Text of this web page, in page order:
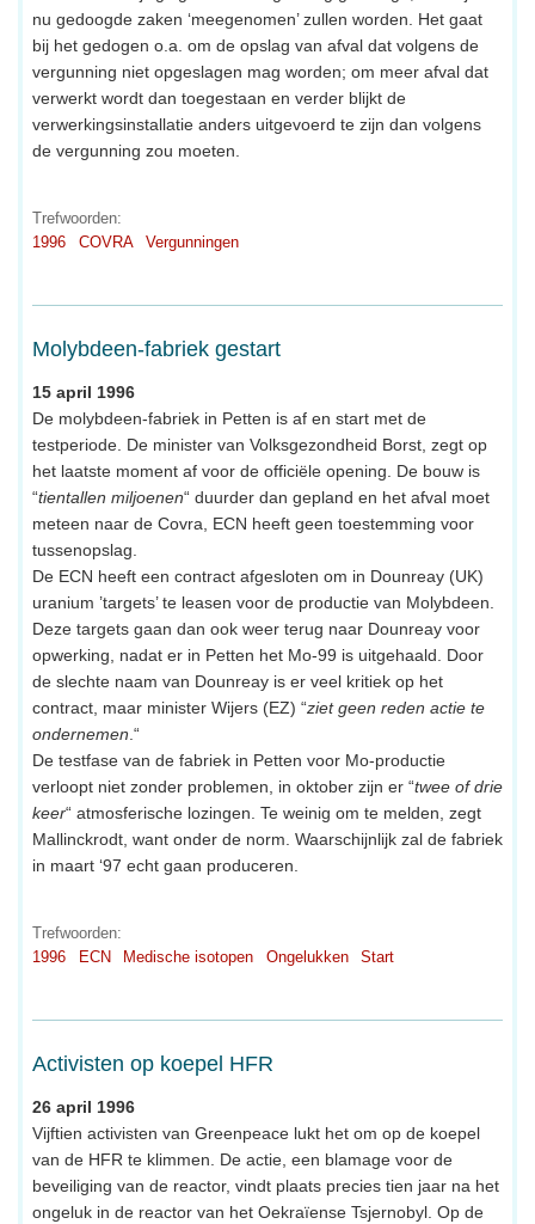
nu gedoogde zaken ‘meegenomen’ zullen worden. Het gaat
bij het gedogen o.a. om de opslag van afval dat volgens de
vergunning niet opgeslagen mag worden; om meer afval dat
verwerkt wordt dan toegestaan en verder blijkt de
verwerkingsinstallatie anders uitgevoerd te zijn dan volgens
de vergunning zou moeten.
Trefwoorden:
1996
COVRA Vergunningen
Molybdeen-fabriek gestart
15 april 1996
De molybdeen-fabriek in Petten is af en start met de
testperiode. De minister van Volksgezondheid Borst, zegt op
het laatste moment af voor de officiële opening. De bouw is
“tientallen miljoenen“ duurder dan gepland en het afval moet
meteen naar de Covra, ECN heeft geen toestemming voor
tussenopslag.
De ECN heeft een contract afgesloten om in Dounreay (UK)
uranium ’targets’ te leasen voor de productie van Molybdeen.
Deze targets gaan dan ook weer terug naar Dounreay voor
opwerking, nadat er in Petten het Mo-99 is uitgehaald. Door
de slechte naam van Dounreay is er veel kritiek op het
contract, maar minister Wijers (EZ) “ziet geen reden actie te
ondernemen.“
De testfase van de fabriek in Petten voor Mo-productie
verloopt niet zonder problemen, in oktober zijn er “twee of drie
keer“ atmosferische lozingen. Te weinig om te melden, zegt
Mallinckrodt, want onder de norm. Waarschijnlijk zal de fabriek
in maart ‘97 echt gaan produceren.
Trefwoorden:
1996
ECN Medische isotopen Ongelukken Start
Activisten op koepel HFR
26 april 1996
Vijftien activisten van Greenpeace lukt het om op de koepel
van de HFR te klimmen. De actie, een blamage voor de
beveiliging van de reactor, vindt plaats precies tien jaar na het
ongeluk in de reactor van het Oekraïense Tsjernobyl. Op de